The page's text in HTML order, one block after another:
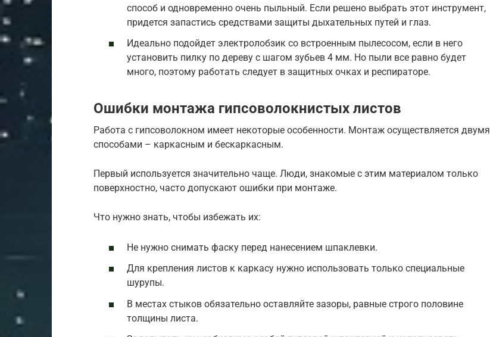
способ и одновременно очень пыльный. Если решено выбрать этот инструмент,
придется запастись средствами защиты дыхательных путей и глаз.
Идеально подойдет электролобзик со встроенным пылесосом, если в него
установить пилку по дереву с шагом зубьев 4 мм. Но пыли все равно будет
много, поэтому работать следует в защитных очках и респираторе.
Ошибки монтажа гипсоволокнистых листов
Работа с гипсоволокном имеет некоторые особенности. Монтаж осуществляется двумя
способами – каркасным и бескаркасным.
Первый используется значительно чаще. Люди, знакомые с этим материалом только
поверхностно, часто допускают ошибки при монтаже.
Что нужно знать, чтобы избежать их:
Не нужно снимать фаску перед нанесением шпаклевки.
Для крепления листов к каркасу нужно использовать только специальные
шурупы.
В местах стыков обязательно оставляйте зазоры, равные строго половине
толщины листа.